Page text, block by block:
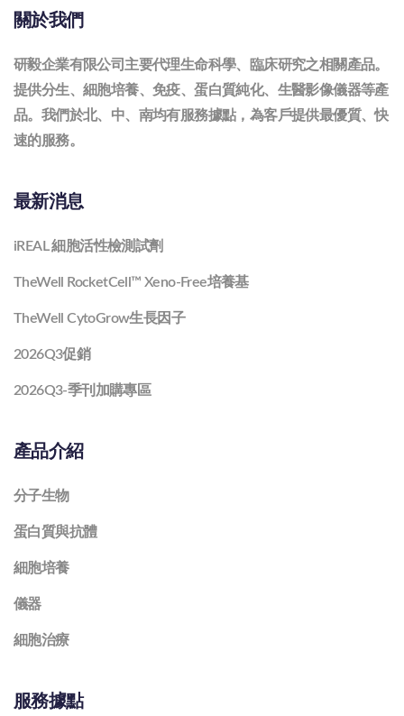
關於我們
研毅企業有限公司主要代理生命科學、臨床研究之相關產品。
提供分生、細胞培養、免疫、蛋白質純化、生醫影像儀器等產
品。我們於北、中、南均有服務據點，為客戶提供最優質、快
速的服務。
最新消息
iREAL 細胞活性檢測試劑
TheWell RocketCell™ Xeno-Free培養基
TheWell CytoGrow生長因子
2026Q3促銷
2026Q3-季刊加購專區
產品介紹
分子生物
蛋白質與抗體
細胞培養
儀器
細胞治療
服務據點